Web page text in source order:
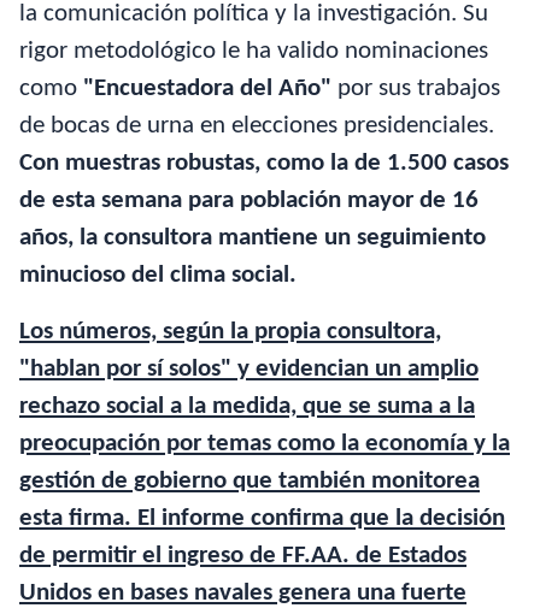
la comunicación política y la investigación. Su
rigor metodológico le ha valido nominaciones
como "Encuestadora del Año" por sus trabajos
de bocas de urna en elecciones presidenciales.
Con muestras robustas, como la de 1.500 casos
de esta semana para población mayor de 16
años, la consultora mantiene un seguimiento
minucioso del clima social.
Los números, según la propia consultora,
"hablan por sí solos" y evidencian un amplio
rechazo social a la medida, que se suma a la
preocupación por temas como la economía y la
gestión de gobierno que también monitorea
esta firma. El informe confirma que la decisión
de permitir el ingreso de FF.AA. de Estados
Unidos en bases navales genera una fuerte